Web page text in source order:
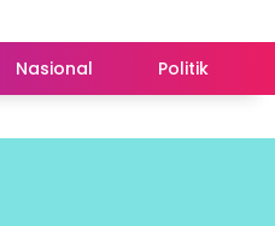
Nasional Politik